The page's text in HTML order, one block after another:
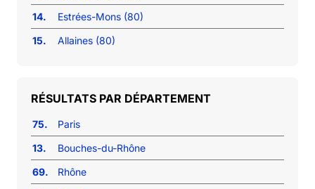
14.
Estrées-Mons (80)
15.
Allaines (80)
RÉSULTATS PAR DÉPARTEMENT
75.
Paris
13.
Bouches-du-Rhône
69.
Rhône